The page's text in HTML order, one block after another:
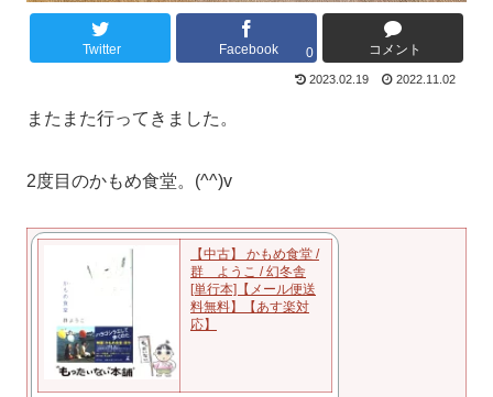
Twitter Facebook 0 コメント
2023.02.19 2022.11.02
またまた行ってきました。
2度目のかもめ食堂。(^^)v
【中古】 かもめ食堂 /
群 ようこ / 幻冬舎
[単行本]【メール便送
料無料】【あす楽対
応】